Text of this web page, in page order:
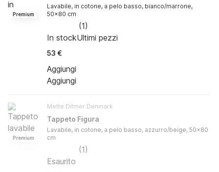
Premium
Lavabile, in cotone, a pelo basso, bianco/marrone,
50x80 cm
(1)
In stockUltimi pezzi
53 €
Aggiungi
Aggiungi
Premium
Mette Ditmer Denmark
Tappeto Figura
Lavabile, in cotone, a pelo basso, azzurro/beige, 50x80
cm
(1)
Esaurito